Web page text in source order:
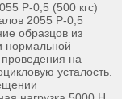
Р-0,5 (500 кгс)
2055 Р-0,5
образцов из
нормальной
на
усталость.